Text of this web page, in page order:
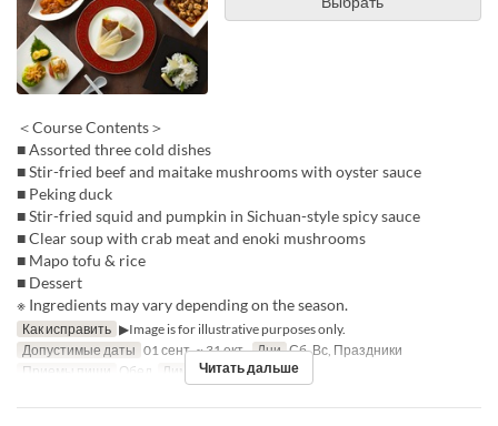
＜Course Contents＞
■ Assorted three cold dishes
■ Stir-fried beef and maitake mushrooms with oyster sauce
■ Peking duck
■ Stir-fried squid and pumpkin in Sichuan-style spicy sauce
■ Clear soup with crab meat and enoki mushrooms
■ Mapo tofu & rice
■ Dessert
※ Ingredients may vary depending on the season.
Как исправить ▶Image is for illustrative purposes only.
Допустимые даты 01 сент. ~ 31 окт. Дни Сб, Вс, Праздники
Приемы пищи Обед Лимит по заказу 2 ~ 6
Читать дальше